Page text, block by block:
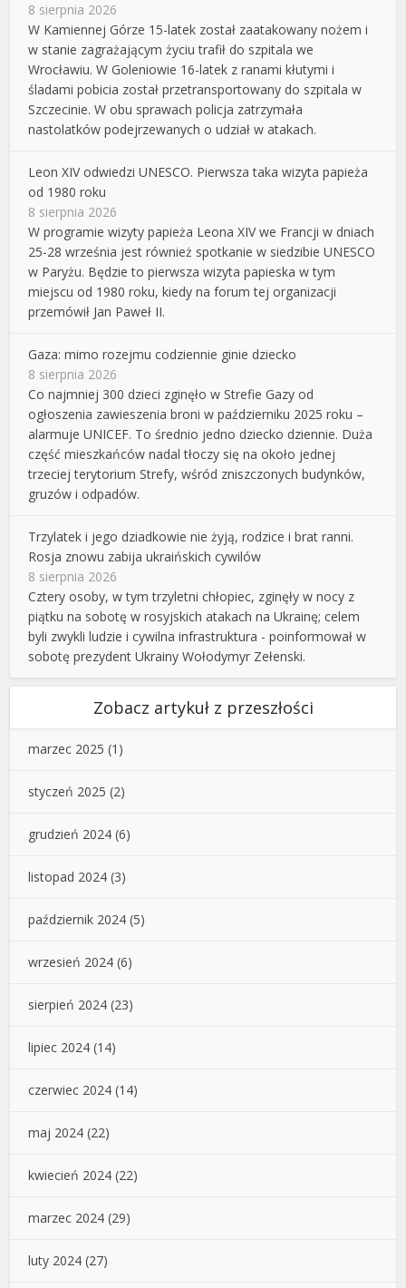
8 sierpnia 2026
W Kamiennej Górze 15-latek został zaatakowany nożem i
w stanie zagrażającym życiu trafił do szpitala we
Wrocławiu. W Goleniowie 16-latek z ranami kłutymi i
śladami pobicia został przetransportowany do szpitala w
Szczecinie. W obu sprawach policja zatrzymała
nastolatków podejrzewanych o udział w atakach.
Leon XIV odwiedzi UNESCO. Pierwsza taka wizyta papieża
od 1980 roku
8 sierpnia 2026
W programie wizyty papieża Leona XIV we Francji w dniach
25-28 września jest również spotkanie w siedzibie UNESCO
w Paryżu. Będzie to pierwsza wizyta papieska w tym
miejscu od 1980 roku, kiedy na forum tej organizacji
przemówił Jan Paweł II.
Gaza: mimo rozejmu codziennie ginie dziecko
8 sierpnia 2026
Co najmniej 300 dzieci zginęło w Strefie Gazy od
ogłoszenia zawieszenia broni w październiku 2025 roku –
alarmuje UNICEF. To średnio jedno dziecko dziennie. Duża
część mieszkańców nadal tłoczy się na około jednej
trzeciej terytorium Strefy, wśród zniszczonych budynków,
gruzów i odpadów.
Trzylatek i jego dziadkowie nie żyją, rodzice i brat ranni.
Rosja znowu zabija ukraińskich cywilów
8 sierpnia 2026
Cztery osoby, w tym trzyletni chłopiec, zginęły w nocy z
piątku na sobotę w rosyjskich atakach na Ukrainę; celem
byli zwykli ludzie i cywilna infrastruktura - poinformował w
sobotę prezydent Ukrainy Wołodymyr Zełenski.
Zobacz artykuł z przeszłości
marzec 2025 (1)
styczeń 2025 (2)
grudzień 2024 (6)
listopad 2024 (3)
październik 2024 (5)
wrzesień 2024 (6)
sierpień 2024 (23)
lipiec 2024 (14)
czerwiec 2024 (14)
maj 2024 (22)
kwiecień 2024 (22)
marzec 2024 (29)
luty 2024 (27)